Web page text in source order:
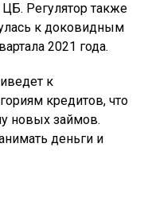
Регулятор также
к доковидным
2021 года.
к
кредитов, что
новых займов.
деньги и